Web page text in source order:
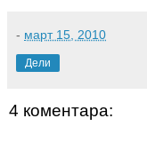
- март 15, 2010
Дели
4 коментара: